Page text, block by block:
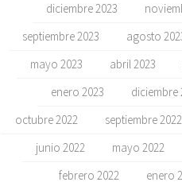
diciembre 2023
septiembre 2023
agosto
mayo 2023
abril 2023
enero 2023
diciembre
octubre 2022
septiembre 2022
junio 2022
mayo 2022
febrero 2022
enero